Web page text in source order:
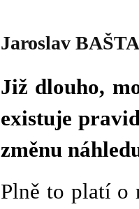
Jaroslav
Již dlouho,
existuje
změnu
Plně to platí o